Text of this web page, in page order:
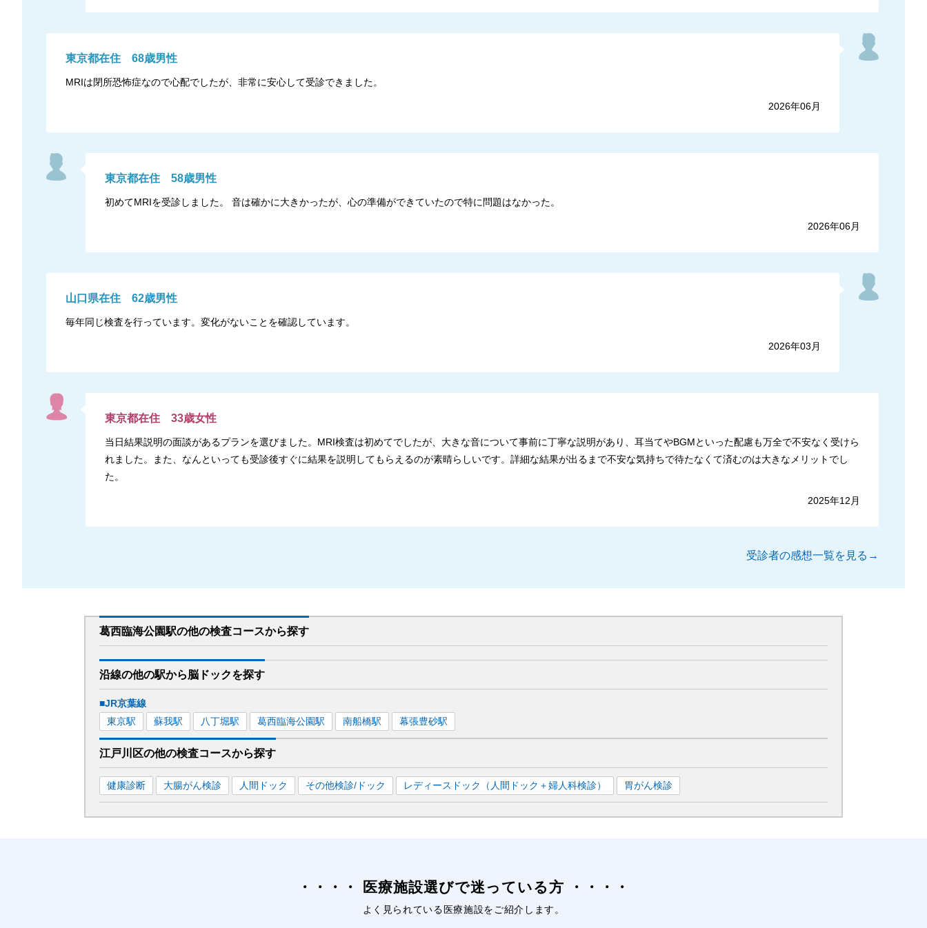
東京都在住 68歳男性
MRIは閉所恐怖症なので心配でしたが、非常に安心して受診できました。
2026年06月
東京都在住 58歳男性
初めてMRIを受診しました。 音は確かに大きかったが、心の準備ができていたので特に問題はなかった。
2026年06月
山口県在住 62歳男性
毎年同じ検査を行っています。変化がないことを確認しています。
2026年03月
東京都在住 33歳女性
当日結果説明の面談があるプランを選びました。MRI検査は初めてでしたが、大きな音について事前に丁寧な説明があり、耳当てやBGMといった配慮も万全で不安なく受けら
れました。また、なんといっても受診後すぐに結果を説明してもらえるのが素晴らしいです。詳細な結果が出るまで不安な気持ちで待たなくて済むのは大きなメリットでし
た。
2025年12月
受診者の感想一覧を見る→
葛西臨海公園駅の他の検査コースから探す
沿線の他の駅から脳ドックを探す
■JR京葉線
東京駅 蘇我駅 八丁堀駅 葛西臨海公園駅 南船橋駅 幕張豊砂駅
江戸川区の他の検査コースから探す
健康診断 大腸がん検診 人間ドック その他検診/ドック レディースドック（人間ドック＋婦人科検診） 胃がん検診
医療施設選びで迷っている方
よく見られている医療施設をご紹介します。